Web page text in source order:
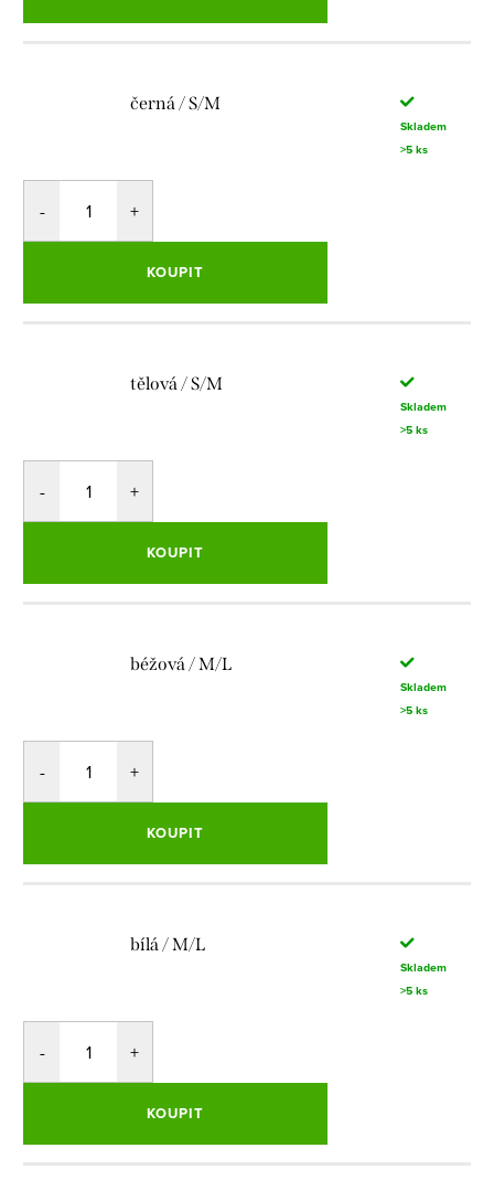
černá / S/M
Skladem
>5 ks
KOUPIT
tělová / S/M
Skladem
>5 ks
KOUPIT
béžová / M/L
Skladem
>5 ks
KOUPIT
bílá / M/L
Skladem
>5 ks
KOUPIT